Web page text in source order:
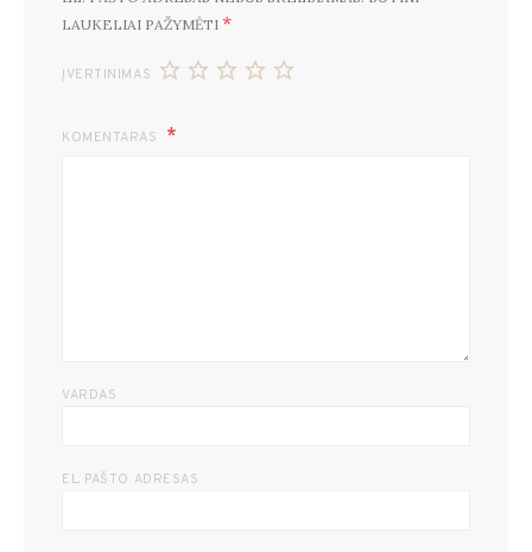
LAUKELIAI PAŽYMĖTI *
ĮVERTINIMAS
KOMENTARAS
VARDAS
EL. PAŠTO ADRESAS